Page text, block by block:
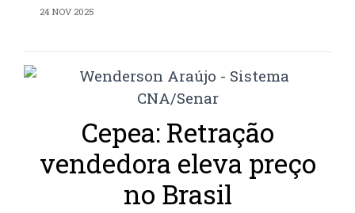
24 NOV 2025
Cepea: Retração
vendedora eleva preço
no Brasil